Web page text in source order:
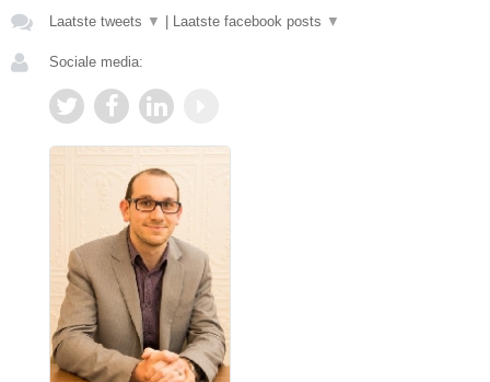
Laatste tweets ▼ Laatste facebook posts ▼
Sociale media: